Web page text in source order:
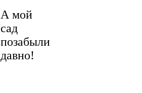
А мой
сад
позабыли
давно!